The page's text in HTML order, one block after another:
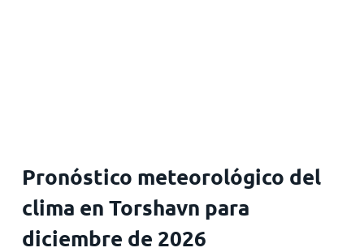
Pronóstico meteorológico del
clima en Torshavn para
diciembre de 2026